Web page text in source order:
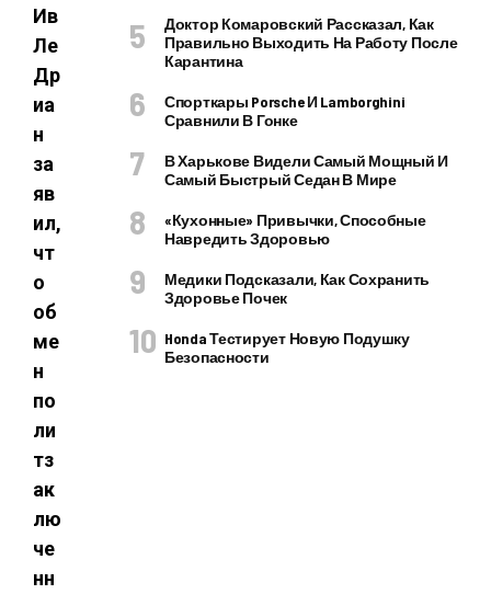
Ив
Ле
Др
иа
н
за
яв
ил,
чт
о
об
ме
н
по
ли
тз
ак
лю
че
нн
Доктор Комаровский Рассказал, Как
Правильно Выходить На Работу После
Карантина
Спорткары Porsche И Lamborghini
Сравнили В Гонке
В Харькове Видели Самый Мощный И
Самый Быстрый Седан В Мире
«Кухонные» Привычки, Способные
Навредить Здоровью
Медики Подсказали, Как Сохранить
Здоровье Почек
Honda Тестирует Новую Подушку
Безопасности